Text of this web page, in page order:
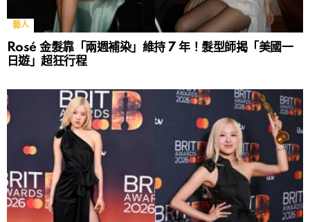
藝人
Rosé 金髮靠「兩週補染」維持 7 年！髮型師揭「美國一
日遊」超狂行程